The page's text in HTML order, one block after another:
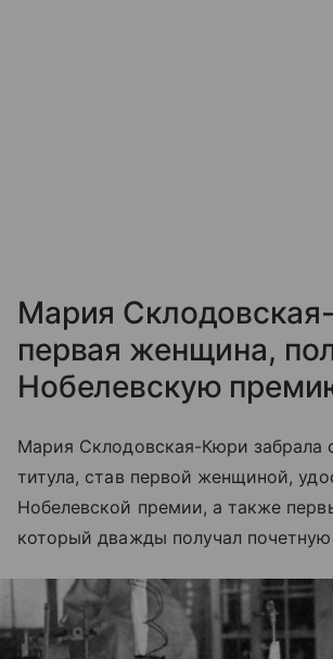
Мария
первая женщина,
Нобелевскую
Мария Склодовская-Кюри забрала
титула, став первой женщиной,
Нобелевской премии, а также
который дважды получал почетную